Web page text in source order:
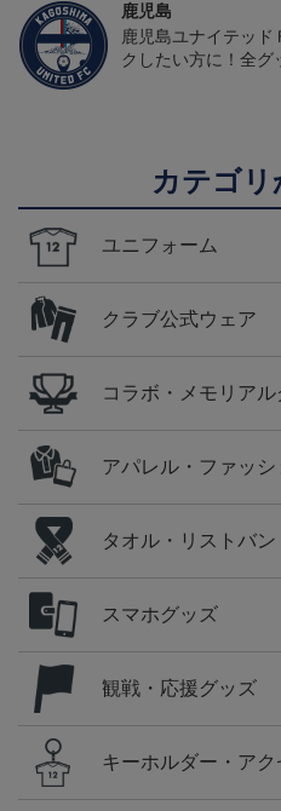
鹿児島
鹿児島ユナイテッド
クしたい方に！全グ
カテゴ
ユニフォーム
クラブ公式ウェア
コラボ・メモリア
アパレル・ファッシ
タオル・リストバン
スマホグッズ
観戦・応援グッズ
キーホルダー・アク